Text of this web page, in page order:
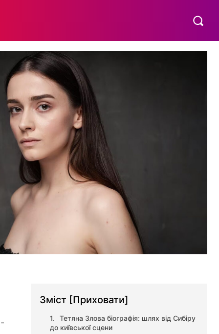
Зміст [Приховати]
Тетяна Злова біографія: шлях від Сибіру
до київської сцени